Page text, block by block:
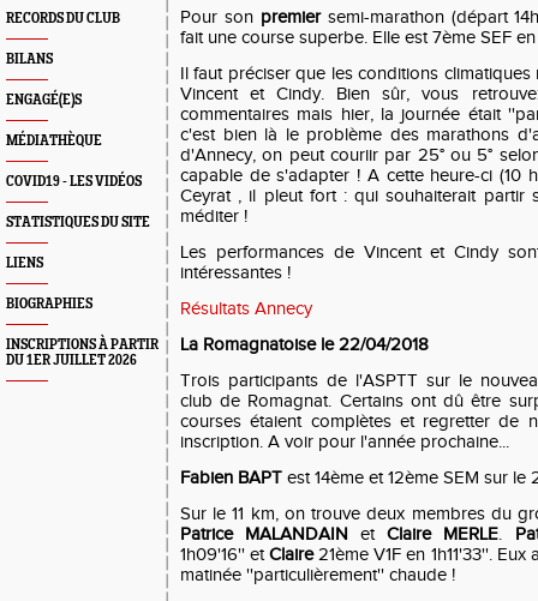
RECORDS DU CLUB
BILANS
ENGAGÉ(E)S
MÉDIATHÈQUE
COVID19 - LES VIDÉOS
STATISTIQUES DU SITE
LIENS
BIOGRAPHIES
INSCRIPTIONS À PARTIR
DU 1ER JUILLET 2026
Pour son premiersemi-marathon (départ
fait une course superbe. Elle est 7ème SEF
Il faut préciser que les conditions
Vincent et Cindy. Bien sûr, vous
commentaires mais hier, la journée était
c'est bien là le problème des marathons
d'Annecy, on peut couriir par 25° ou 5°
capable de s'adapter ! A cette heure-ci (10
Ceyrat , il pleut fort : qui souhaiterait partir
méditer !
Les performances de Vincent et Cindy
intéressantes !
Résultats Annecy
La Romagnatoise le 22/04/2018
Trois participants de l'ASPTT sur le
club de Romagnat. Certains ont dû être
courses étaient complètes et regretter de
inscription. A voir pour l'année prochaine...
Fabien BAPT est 14ème et 12ème SEM sur le
Sur le 11 km, on trouve deux membres du
Patrice MALANDAIN etClaire MERLE.
1h09'16'' etClaire21ème V1F en 1h11'33''.
matinée ''particulièrement'' chaude !